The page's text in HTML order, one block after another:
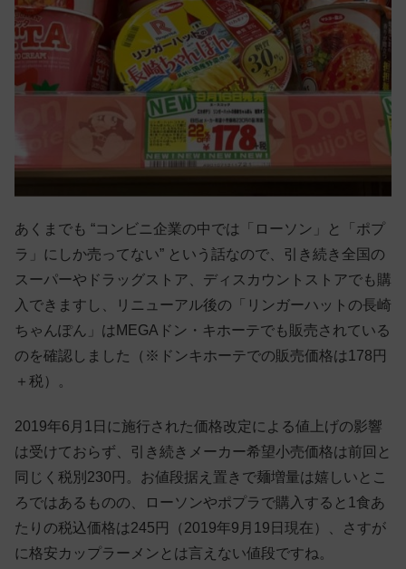
あくまでも “コンビニ企業の中では「ローソン」と「ポプ
ラ」にしか売ってない” という話なので、引き続き全国の
スーパーやドラッグストア、ディスカウントストアでも購
入できますし、リニューアル後の「リンガーハットの長崎
ちゃんぽん」はMEGAドン・キホーテでも販売されている
のを確認しました（※ドンキホーテでの販売価格は178円
＋税）。
2019年6月1日に施行された価格改定による値上げの影響
は受けておらず、引き続きメーカー希望小売価格は前回と
同じく税別230円。お値段据え置きで麺増量は嬉しいとこ
ろではあるものの、ローソンやポプラで購入すると1食あ
たりの税込価格は245円（2019年9月19日現在）、さすが
に格安カップラーメンとは言えない値段ですね。